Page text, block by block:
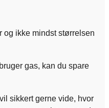
og ikke mindst størrelsen
gas, kan du spare
sikkert gerne vide, hvor